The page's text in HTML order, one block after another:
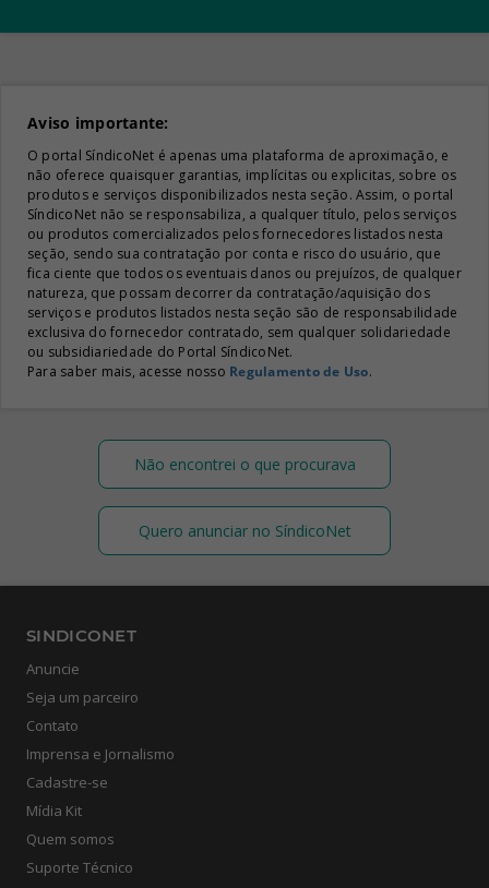
Aviso importante:
O portal SíndicoNet é apenas uma plataforma de aproximação, e
não oferece quaisquer garantias, implícitas ou explicitas, sobre os
produtos e serviços disponibilizados nesta seção. Assim, o portal
SíndicoNet não se responsabiliza, a qualquer título, pelos serviços
ou produtos comercializados pelos fornecedores listados nesta
seção, sendo sua contratação por conta e risco do usuário, que
fica ciente que todos os eventuais danos ou prejuízos, de qualquer
natureza, que possam decorrer da contratação/aquisição dos
serviços e produtos listados nesta seção são de responsabilidade
exclusiva do fornecedor contratado, sem qualquer solidariedade
ou subsidiariedade do Portal SíndicoNet.
Para saber mais, acesse nosso Regulamento de Uso.
Não encontrei o que procurava
Quero anunciar no SíndicoNet
SINDICONET
Anuncie
Seja um parceiro
Contato
Imprensa e Jornalismo
Cadastre-se
Mídia Kit
Quem somos
Suporte Técnico